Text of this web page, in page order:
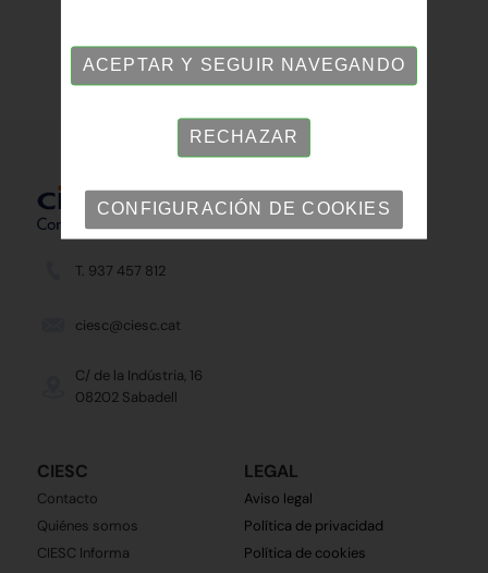
T. 937 457 812
ciesc@ciesc.cat
C/ de la Indústria, 16
08202 Sabadell
CIESC
Contacto
Quiénes somos
CIESC Informa
LEGAL
Aviso legal
Política de privacidad
Política de cookies
ACEPTAR Y SEGUIR NAVEGANDO
RECHAZAR
CONFIGURACIÓN DE COOKIES